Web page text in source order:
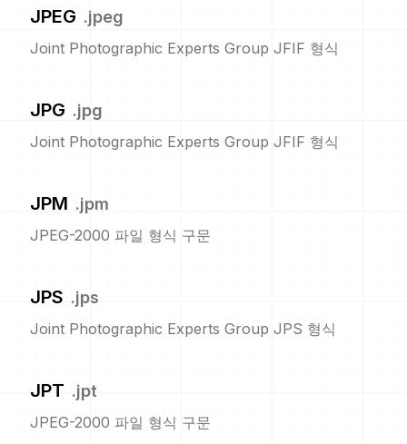
JPEG .jpeg
Joint Photographic Experts Group JFIF 형식
JPG .jpg
Joint Photographic Experts Group JFIF 형식
JPM .jpm
JPEG-2000 파일 형식 구문
JPS .jps
Joint Photographic Experts Group JPS 형식
JPT .jpt
JPEG-2000 파일 형식 구문